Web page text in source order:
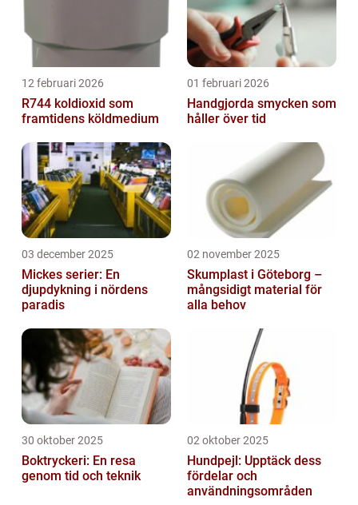
12 februari 2026
R744 koldioxid som
framtidens köldmedium
01 februari 2026
Handgjorda smycken som
håller över tid
03 december 2025
Mickes serier: En
djupdykning i nördens
paradis
02 november 2025
Skumplast i Göteborg –
mångsidigt material för
alla behov
30 oktober 2025
Boktryckeri: En resa
genom tid och teknik
02 oktober 2025
Hundpejl: Upptäck dess
fördelar och
användningsområden